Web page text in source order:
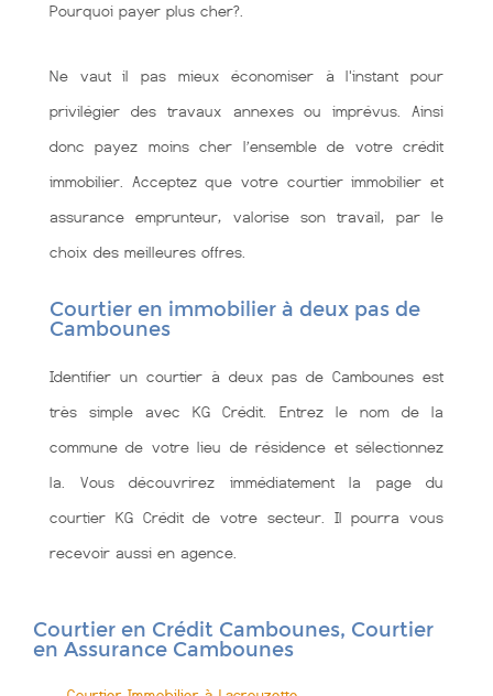
Pourquoi payer plus cher?.
Ne vaut il pas mieux économiser à l'instant pour
privilégier des travaux annexes ou imprévus. Ainsi
donc payez moins cher l’ensemble de votre crédit
immobilier. Acceptez que votre courtier immobilier et
assurance emprunteur, valorise son travail, par le
choix des meilleures offres.
Courtier en immobilier à deux pas de
Cambounes
Identifier un courtier à deux pas de Cambounes est
très simple avec KG Crédit. Entrez le nom de la
commune de votre lieu de résidence et sélectionnez
la. Vous découvrirez immédiatement la page du
courtier KG Crédit de votre secteur. Il pourra vous
recevoir aussi en agence.
Courtier en Crédit Cambounes, Courtier
en Assurance Cambounes